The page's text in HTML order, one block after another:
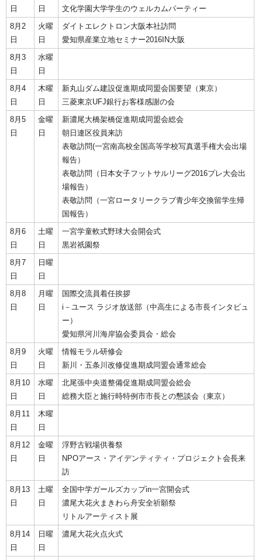
日
日
文化学園大学学生のウェルカムパーティー
8月2
日
火曜
日
ダイトエレクトロン大阪本社訪問
愛知県産業立地セミナー2016IN大阪
8月3
日
水曜
日
8月4
日
木曜
日
新丸山ダム建設促進期成同盟会国要望（東京）
三菱東京UFJ銀行お客様感謝の会
8月5
日
金曜
日
新濃尾大橋架橋促進期成同盟会総会
朝日連区役員来訪
表敬訪問(一宮南高校全国高等学校写真選手権大会出場
報告）
表敬訪問（日本女子フットサルリーグ2016プレ大会出
場報告）
表敬訪問（一宮ロータリークラブ青少年交換留学生帰
国報告）
8月6
日
土曜
日
一宮学童軟式野球大会開会式
黒岩祇園祭
8月7
日
日曜
日
8月8
日
月曜
日
国際交流員着任挨拶
i－ユース ラジオ放送部（中高生による市長インタビュ
ー）
愛知県河川海岸協会委員会・総会
8月9
日
火曜
日
情報モラル研修会
新川・五条川改修促進期成同盟会通常総会
8月10
日
水曜
日
北尾張中央道整備促進期成同盟会総会
総務大臣と施行時特例市市長との懇談会（東京）
8月11
日
木曜
日
8月12
日
金曜
日
浮野古戦場供養祭
NPOアース・アイデンティティ・プロジェクト会長来
訪
8月13
日
土曜
日
全国中学ガールズカップin一宮開会式
濃尾大花火まきわら舟安全祈願祭
リトルアーティスト展
8月14
日
日曜
日
濃尾大花火点火式